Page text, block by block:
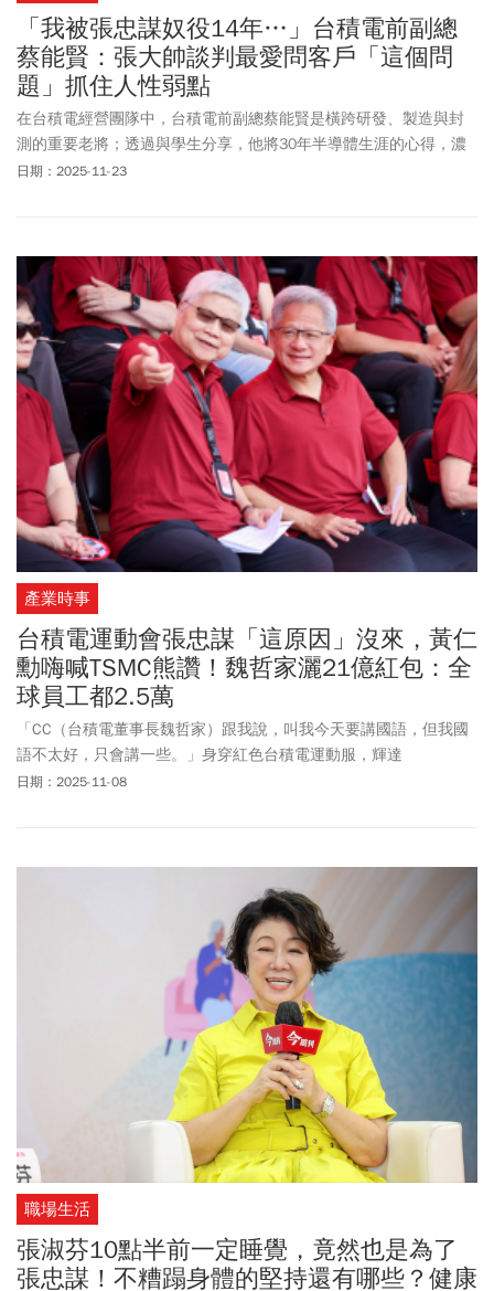
「我被張忠謀奴役14年…」台積電前副總
蔡能賢：張大帥談判最愛問客戶「這個問
題」抓住人性弱點
在台積電經營團隊中，台積電前副總蔡能賢是橫跨研發、製造與封
測的重要老將；透過與學生分享，他將30年半導體生涯的心得，濃
縮成3堂精采的人生職場課。
日期：2025-11-23
產業時事
台積電運動會張忠謀「這原因」沒來，黃仁
勳嗨喊TSMC熊讚！魏哲家灑21億紅包：全
球員工都2.5萬
「CC（台積電董事長魏哲家）跟我說，叫我今天要講國語，但我國
語不太好，只會講一些。」身穿紅色台積電運動服，輝達
（NVIDIA）執行長黃仁勳週六（11/8）站上台積電運動會主舞台，
日期：2025-11-08
職場生活
張淑芬10點半前一定睡覺，竟然也是為了
張忠謀！不糟蹋身體的堅持還有哪些？健康